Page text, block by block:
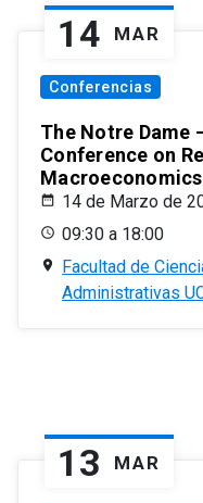
14 MAR
Conferencias
The Notre Dame
Conference on
Macroeconomics
14 de Marzo de
09:30 a 18:00
Facultad de
Administrativas
13 MAR